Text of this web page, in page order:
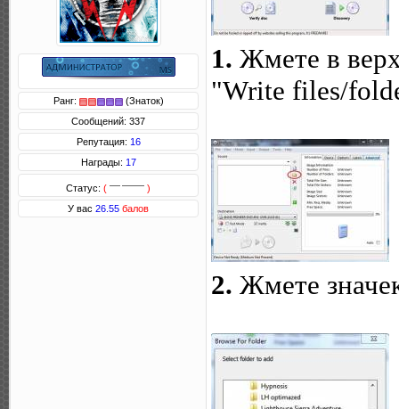
Ранг:
(Знаток)
Сообщений: 337
Репутация: 16
Награды: 17
Статус: (
)
У вас 26.55 балов
1. Жмете в
"Write files/
2. Жмете